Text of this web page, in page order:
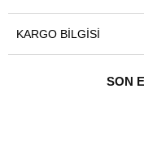
KARGO BILGISI
SON